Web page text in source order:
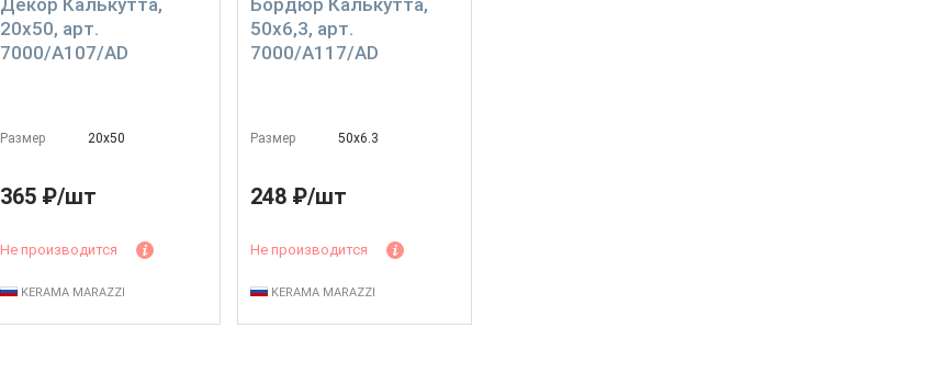
Декор Калькутта,
20x50, арт.
7000/A107/AD
Размер 20х50
365 ₽/шт
Не производится
KERAMA MARAZZI
Бордюр Калькутта,
50x6,3, арт.
7000/A117/AD
Размер 50х6.3
248 ₽/шт
Не производится
KERAMA MARAZZI